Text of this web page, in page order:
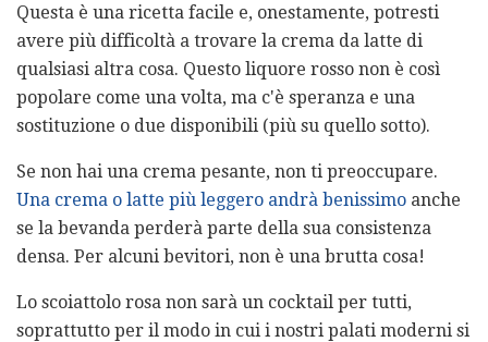
Questa è una ricetta facile e, onestamente, potresti
avere più difficoltà a trovare la crema da latte di
qualsiasi altra cosa. Questo liquore rosso non è così
popolare come una volta, ma c'è speranza e una
sostituzione o due disponibili (più su quello sotto).
Se non hai una crema pesante, non ti preoccupare.
Una crema o latte più leggero andrà benissimo anche
se la bevanda perderà parte della sua consistenza
densa. Per alcuni bevitori, non è una brutta cosa!
Lo scoiattolo rosa non sarà un cocktail per tutti,
soprattutto per il modo in cui i nostri palati moderni si